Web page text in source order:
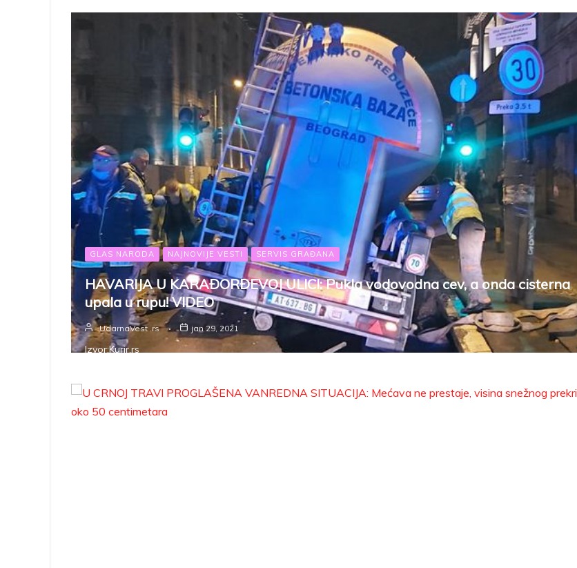
GLAS NARODA NAJNOVIJE VESTI SERVIS GRAĐANA
HAVARIJA U KARAĐORĐEVOJ ULICI: Pukla vodovodna cev, a onda cisterna
upala u rupu! VIDEO
UdarnaVest .rs jan 29, 2021
Izvor:Kurir.rs